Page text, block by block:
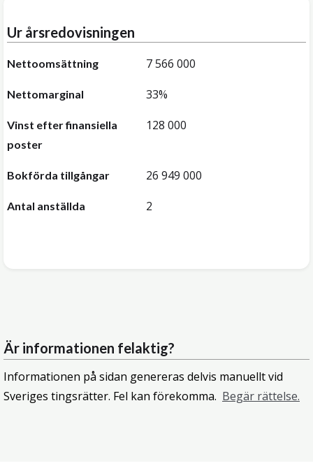
Ur årsredovisningen
Nettoomsättning 7 566 000
Nettomarginal 33%
Vinst efter finansiella
poster
128 000
Bokförda tillgångar 26 949 000
Antal anställda 2
Är informationen felaktig?
Informationen på sidan genereras delvis manuellt vid
Sveriges tingsrätter. Fel kan förekomma. Begär rättelse.